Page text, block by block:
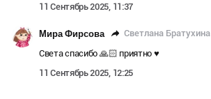
11 Сентябрь 2025, 11:37
Мира Фирсова Светлана Братухина
Света спасибо 🙏🏻 приятно ♥️
11 Сентябрь 2025, 12:25